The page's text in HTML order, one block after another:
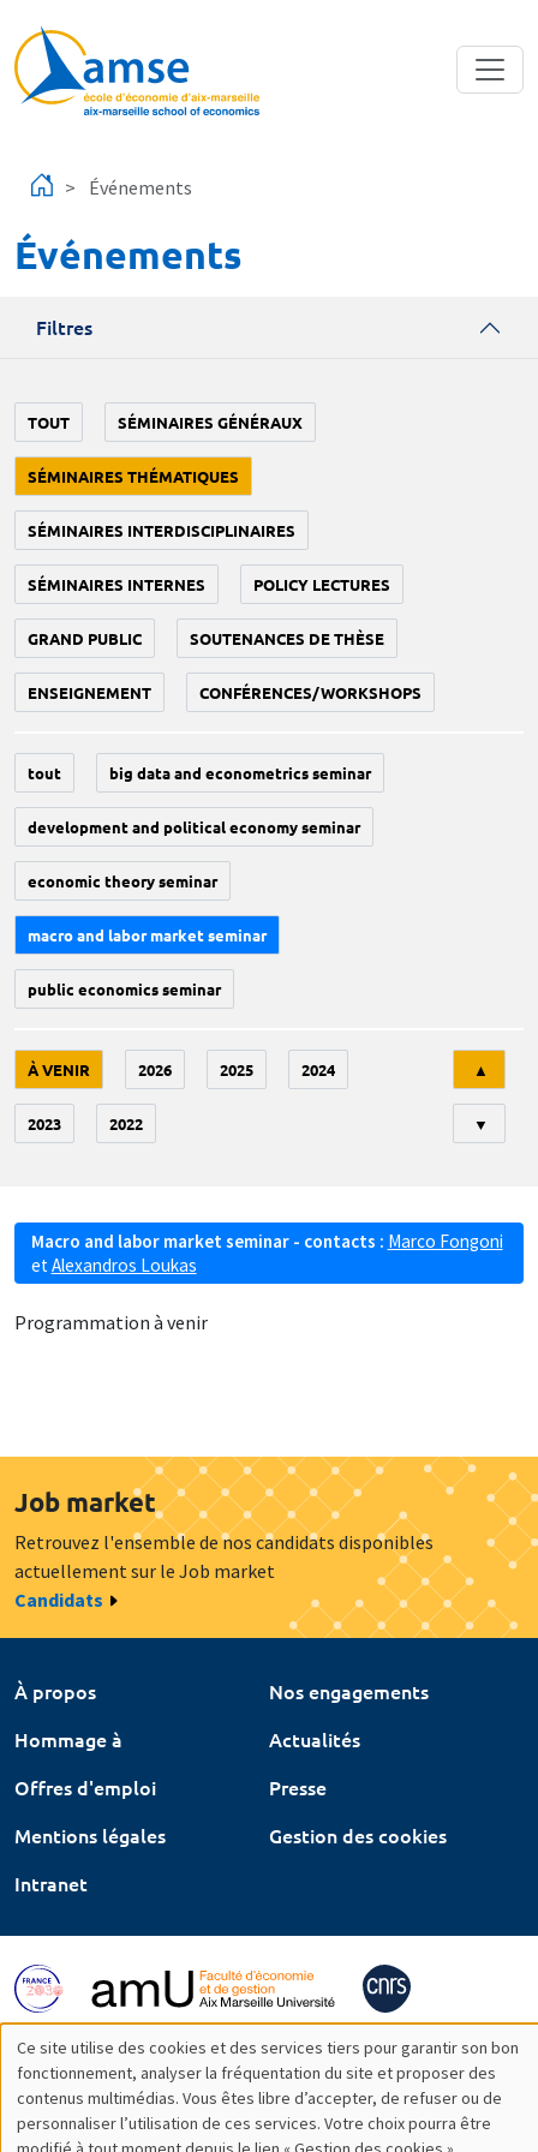
Événements
Événements
Filtres
TOUT SÉMINAIRES GÉNÉRAUX
SÉMINAIRES THÉMATIQUES
SÉMINAIRES INTERDISCIPLINAIRES
SÉMINAIRES INTERNES POLICY LECTURES
GRAND PUBLIC SOUTENANCES DE THÈSE
ENSEIGNEMENT CONFÉRENCES/WORKSHOPS
tout big data and econometrics seminar
development and political economy seminar
economic theory seminar
macro and labor market seminar
public economics seminar
À VENIR 2026 2025 2024
2023 2022
▲
▼
Macro and labor market seminar - contacts : Marco Fongoni
et Alexandros Loukas
Programmation à venir
Job market
Retrouvez l'ensemble de nos candidats disponibles
actuellement sur le Job market
Candidats
À propos
Nos engagements
Hommage à
Actualités
Offres d'emploi
Presse
Mentions légales
Gestion des cookies
Intranet
Utilisation
des
Ce site utilise des cookies et des services tiers pour garantir son bon
fonctionnement, analyser la fréquentation du site et proposer des
contenus multimédias. Vous êtes libre d’accepter, de refuser ou de
personnaliser l’utilisation de ces services. Votre choix pourra être